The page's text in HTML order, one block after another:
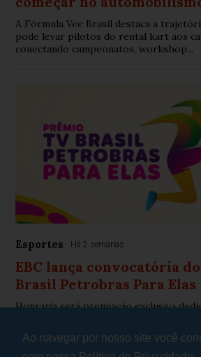
Ao navegar por nosso site você
A Fórmula Vee Brasil destaca a
pode levar pilotos do rental kart aos
conectando campeonatos, workshop...
Esportes Há 2 semanas
EBC lança convocatória
Brasil Petrobras Para Elas
Honraria será premiação exclusiva